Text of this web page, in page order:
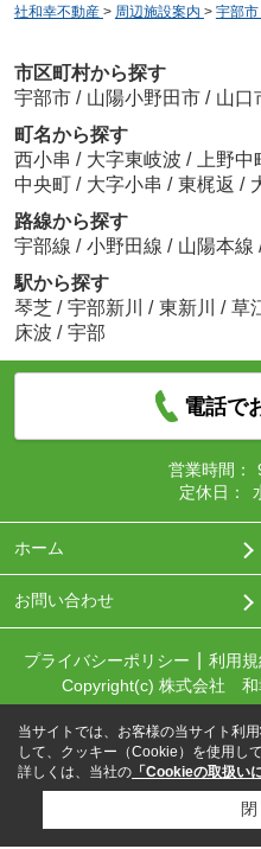
社和幸不動産 > 周辺施設案内 > 宇部市
市区町村から探す
宇部市 / 山陽小野田市 / 山口
町名から探す
西小串 / 大字東岐波 / 上野中
中央町 / 大字小串 / 東梶返 /
路線から探す
宇部線 / 小野田線 / 山陽本線
駅から探す
琴芝 / 宇部新川 / 東新川 / 草
床波 / 宇部
電話で
営業時間：
定休日：
ホーム
お問い合わせ
プライバシーポリシー 利用規
Copyright(c) 株式会社 和
当サイトでは、お客様の当サイト利
して、クッキー（Cookie）を使用して
詳しくは、当社の 「Cookieの取扱い